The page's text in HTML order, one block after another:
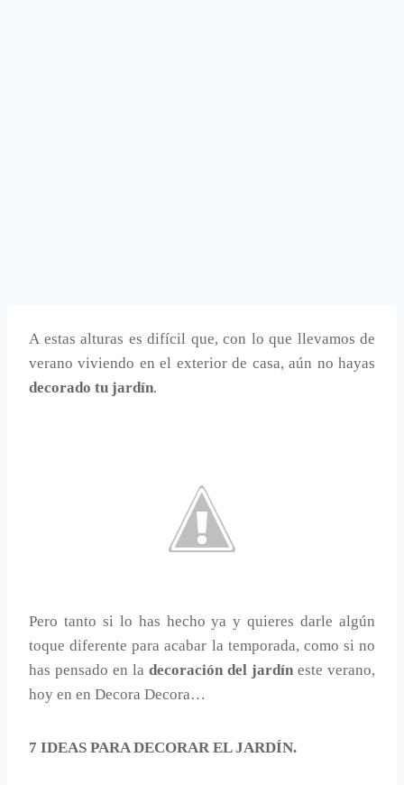
A estas alturas es difícil que, con lo que llevamos de
verano viviendo en el exterior de casa, aún no hayas
decorado tu jardín.
Pero tanto si lo has hecho ya y quieres darle algún
toque diferente para acabar la temporada, como si no
has pensado en la decoración del jardín este verano,
hoy en en Decora Decora…
7 IDEAS PARA DECORAR EL JARDÍN.